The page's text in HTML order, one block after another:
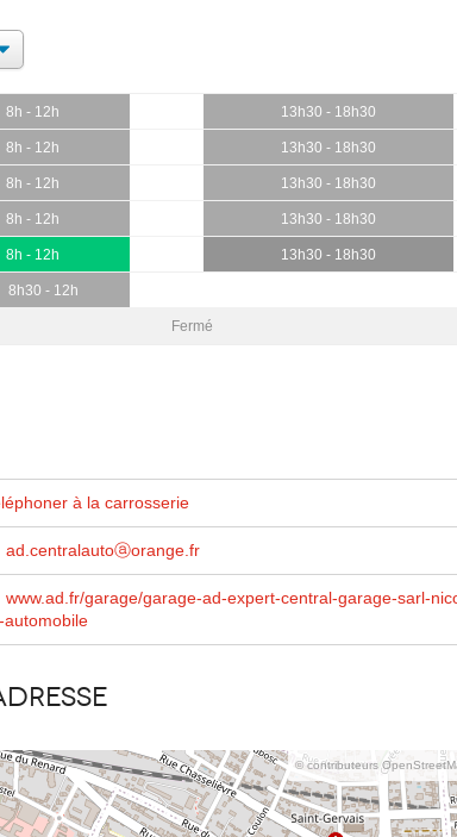
8h - 12h 13h30 - 18h30
8h - 12h 13h30 - 18h30
8h - 12h 13h30 - 18h30
8h - 12h 13h30 - 18h30
8h - 12h 13h30 - 18h30
8h30 - 12h
Fermé
à la carrosserie
ad.centralautoⓐorange.fr
www.ad.fr/garage/garage-ad-expert-central-garage-sarl-
automobile
© contributeurs